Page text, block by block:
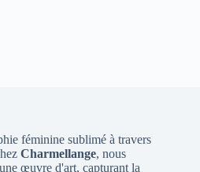
féminine sublimé à travers
Charmellange, nous
œuvre d'art, capturant la